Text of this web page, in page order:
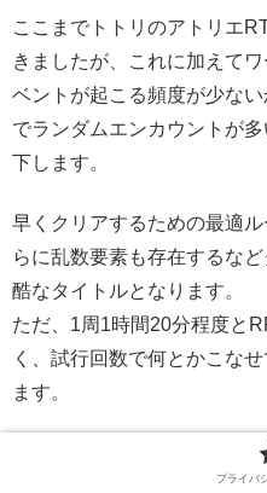
ここまでトトリのアトリエ
きましたが、これに加えて
ベントが起こる頻度が少な
でランダムエンカウントが
下します。
早くクリアするための最適
らに乱数要素も存在するな
酷なタイトルとなります。
ただ、1周1時間20分程度と
く、試行回数で何とかこな
ます。
PC版が最速となるとPCス
のでおすすめは難しいです
プライバ